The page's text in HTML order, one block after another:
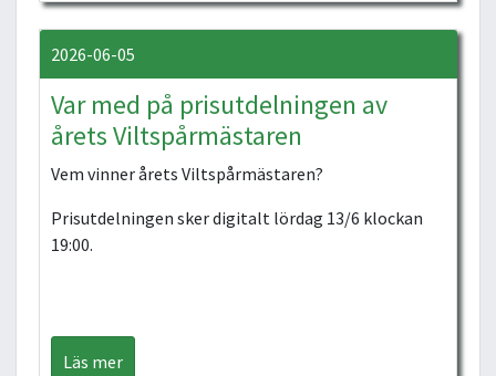
2026-06-05
Var med på prisutdelningen av
årets Viltspårmästaren
Vem vinner årets Viltspårmästaren?
Prisutdelningen sker digitalt lördag 13/6 klockan
19:00.
Läs mer